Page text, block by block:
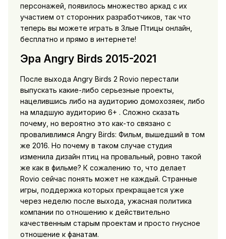
персонажей, появилось множество аркад с их
участием от сторонних разработчиков, так что
теперь вы можете играть в Злые Птицы онлайн,
бесплатно и прямо в интернете!
Эра Angry Birds 2015-2021
После выхода Angry Birds 2 Rovio перестали
выпускать какие-либо серьезные проекты,
нацелившись либо на аудиторию домохозяек, либо
на младшую аудиторию 6+ . Сложно сказать
почему, но вероятно это как-то связано с
проваливлимся Angry Birds: Фильм, вышедший в том
же 2016. Но почему в таком случае студия
изменила дизайн птиц на провальный, ровно такой
же как в фильме? К сожалению то, что делает
Rovio сейчас понять может не каждый. Странные
игры, поддержка которых прекращается уже
через неделю после выхода, ужасная политика
компании по отношению к действительно
качественным старым проектам и просто гнусное
отношение к фанатам.